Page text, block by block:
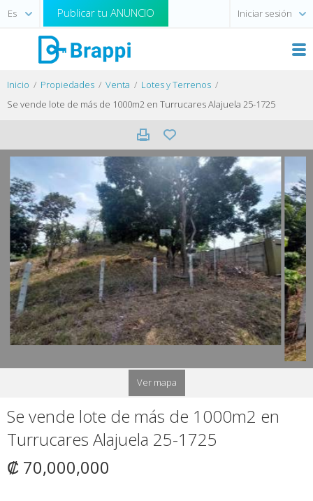
Publicar tu ANUNCIO Iniciar sesión
Inicio Propiedades Venta
Lotes y Terrenos
Se vende lote de más de 1000m2 en Turrucares Alajuela 25-1725
Ver mapa
Se vende lote de más de 1000m2 en
Turrucares Alajuela 25-1725
₡ 70,000,000